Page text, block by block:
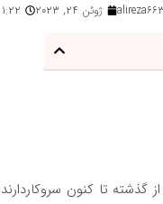
alireza663 ژوئن 24, 2023 1:22 ق.ظ
گذشته تا کنون